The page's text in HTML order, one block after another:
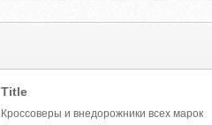
Title
Кроссоверы и внедорожники всех марок